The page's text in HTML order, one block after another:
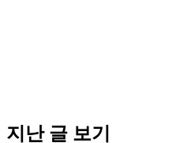
지난 글 보기